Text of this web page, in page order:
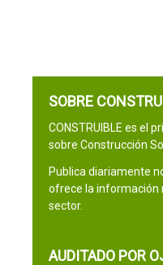
SOBRE
CONSTRUIBLE es el
sobre Construcción
Publica diariamente
ofrece la información
sector.
AUDITADO POR